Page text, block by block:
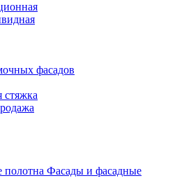
фасадов
стяжка
Фасады и фасадные